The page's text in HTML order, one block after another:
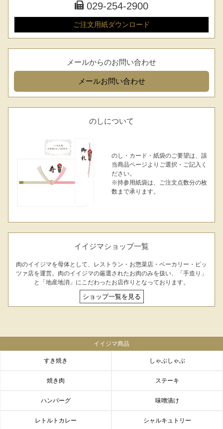
029-254-2900
ご注文用紙ダウンロード
メールからのお問い合わせ
メールお問い合わせ
のしについて
のし・カード・紙袋のご要望は、該
当商品ページよりご選択・ご記入く
ださい。
※持参用紙袋は、ご注文点数分の枚
数まで承ります。
イイジマショップ一覧
肉のイイジマを母体として、レストラン・お惣菜店・ベーカリー・ピッ
ツァ店を運営。肉のイイジマの厳選されたお肉のみを扱い、「手造り」
と「地産地消」にこだわったお店作りとなっております。
ショップ一覧を見る
イイジマ商品
すき焼き しゃぶしゃぶ
焼き肉 ステーキ
ハンバーグ 味噌漬け
レトルトカレー シャルキュトリー